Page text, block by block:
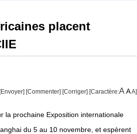
placent
[Envoyer] [Commenter] [Corriger] [Caractère:A AA]
la prochaine Exposition internationale
du 5 au 10 novembre, et espèrent